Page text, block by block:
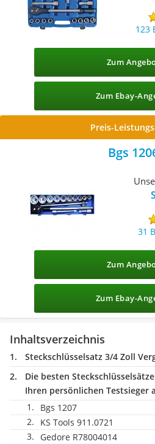
123
Zum
Zum Ebay-
Preis-
Bgs
31
Zum
Zum Ebay-
Inhaltsverzeichnis
Steckschlüsselsatz 3/4 Zoll
Die besten
Ihren persönlichen Testsieger
Bgs 1207
KS Tools 911.0721
Gedore R78004014